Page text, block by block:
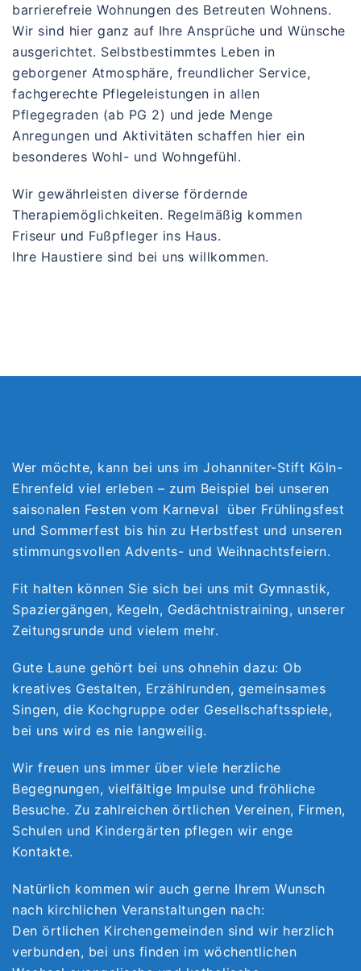
barrierefreie Wohnungen des Betreuten Wohnens.
Wir sind hier ganz auf Ihre Ansprüche und Wünsche
ausgerichtet. Selbstbestimmtes Leben in
geborgener Atmosphäre, freundlicher Service,
fachgerechte Pflegeleistungen in allen
Pflegegraden (ab PG 2) und jede Menge
Anregungen und Aktivitäten schaffen hier ein
besonderes Wohl- und Wohngefühl.
Wir gewährleisten diverse fördernde
Therapiemöglichkeiten. Regelmäßig kommen
Friseur und Fußpfleger ins Haus.
Ihre Haustiere sind bei uns willkommen.
Wer möchte, kann bei uns im Johanniter-Stift Köln-
Ehrenfeld viel erleben – zum Beispiel bei unseren
saisonalen Festen vom Karneval über Frühlingsfest
und Sommerfest bis hin zu Herbstfest und unseren
stimmungsvollen Advents- und Weihnachtsfeiern.
Fit halten können Sie sich bei uns mit Gymnastik,
Spaziergängen, Kegeln, Gedächtnistraining, unserer
Zeitungsrunde und vielem mehr.
Gute Laune gehört bei uns ohnehin dazu: Ob
kreatives Gestalten, Erzählrunden, gemeinsames
Singen, die Kochgruppe oder Gesellschaftsspiele,
bei uns wird es nie langweilig.
Wir freuen uns immer über viele herzliche
Begegnungen, vielfältige Impulse und fröhliche
Besuche. Zu zahlreichen örtlichen Vereinen, Firmen,
Schulen und Kindergärten pflegen wir enge
Kontakte.
Natürlich kommen wir auch gerne Ihrem Wunsch
nach kirchlichen Veranstaltungen nach:
Den örtlichen Kirchengemeinden sind wir herzlich
verbunden, bei uns finden im wöchentlichen